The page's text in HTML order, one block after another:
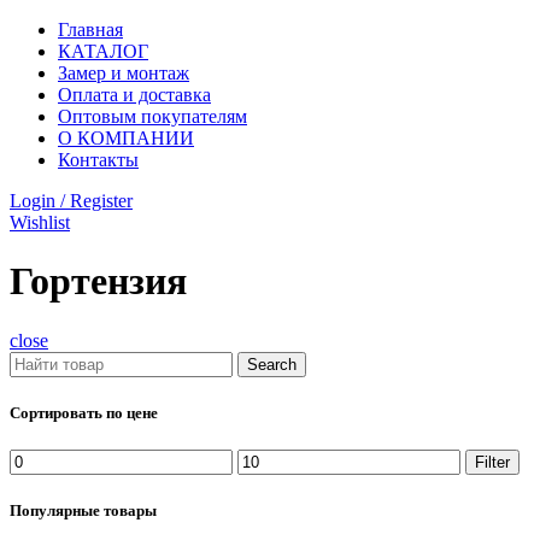
Главная
КАТАЛОГ
Замер и монтаж
Оплата и доставка
Оптовым покупателям
О КОМПАНИИ
Контакты
Login / Register
Wishlist
Гортензия
close
Search
Сортировать по цене
Filter
Популярные товары